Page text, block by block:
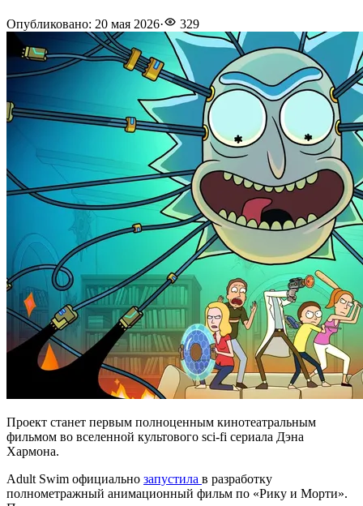
Опубликовано: 20 мая 2026· 329
Проект станет первым полноценным кинотеатральным
фильмом во вселенной культового sci-fi сериала Дэна
Хармона.
Adult Swim официально запустила в разработку
полнометражный анимационный фильм по «Рику и Морти».